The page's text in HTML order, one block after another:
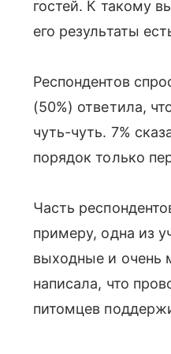
гостей. К такому
его результаты
Респондентов
(50%) ответила,
чуть-чуть. 7%
порядок только
Часть
примеру, одна из
выходные и очень
написала, что
питомцев